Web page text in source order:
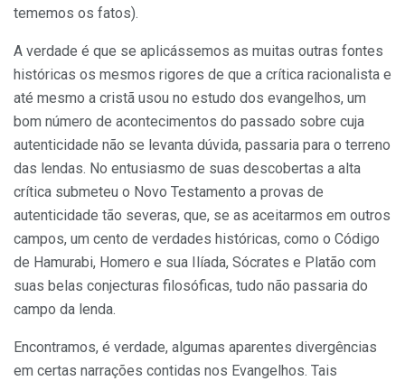
tememos os fatos).
A verdade é que se aplicássemos as muitas outras fontes
históricas os mesmos rigores de que a crítica racionalista e
até mesmo a cristã usou no estudo dos evangelhos, um
bom número de acontecimentos do passado sobre cuja
autenticidade não se levanta dúvida, passaria para o terreno
das lendas. No entusiasmo de suas descobertas a alta
crítica submeteu o Novo Testamento a provas de
autenticidade tão severas, que, se as aceitarmos em outros
campos, um cento de verdades históricas, como o Código
de Hamurabi, Homero e sua Ilíada, Sócrates e Platão com
suas belas conjecturas filosóficas, tudo não passaria do
campo da lenda.
Encontramos, é verdade, algumas aparentes divergências
em certas narrações contidas nos Evangelhos. Tais